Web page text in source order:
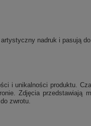
artystyczny nadruk i pasują
i unikalności produktu.
Zdjęcia przedstawiają
zwrotu.